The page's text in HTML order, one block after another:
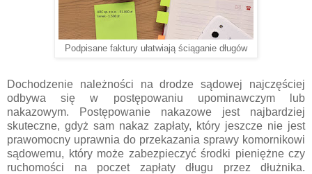
Podpisane faktury ułatwiają ściąganie długów
Dochodzenie należności na drodze sądowej najczęściej
odbywa się w postępowaniu upominawczym lub
nakazowym. Postępowanie nakazowe jest najbardziej
skuteczne, gdyż sam nakaz zapłaty, który jeszcze nie jest
prawomocny uprawnia do przekazania sprawy komornikowi
sądowemu, który może zabezpieczyć środki pieniężne czy
ruchomości na poczet zapłaty długu przez dłużnika.